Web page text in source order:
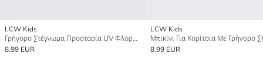
LCW Kids
Γρήγορο Στέγνωμα Προστασία UV Φλοράλ Σετ Μπικίνι για Κορίτσια
8.99 EUR
LCW Kids
8.99 EUR